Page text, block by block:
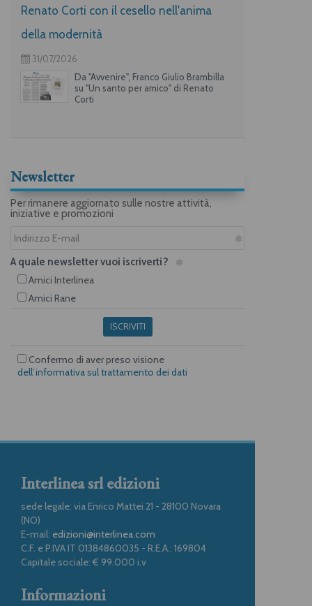
Renato Corti con il cesello nell'anima
della modernità
31/07/2026
Da "Avvenire", Franco Giulio Brambilla
su "Un santo per amico" di Renato
Corti
Newsletter
Per rimanere aggiornato sulle nostre attività,
iniziative e promozioni
A quale newsletter vuoi iscriverti?
Amici Interlinea
Amici Rane
ISCRIVITI
Confermo di aver preso visione
dell’informativa sul trattamento dei dati
Interlinea srl edizioni
sede legale: via Enrico Mattei 21 - 28100 Novara
(NO)
E-mail: edizioni@interlinea.com
C.F. e P.IVA IT 01384860035 - R.E.A.: 169804
Capitale sociale: € 99.000 i.v
Informazioni